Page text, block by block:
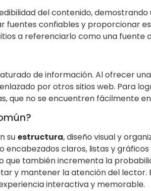
del contenido,
confiables y proporcionar
a referenciarlo como una fuente
de información. Al ofrecer
por otros sitios web. Para
que no se encuentren fácilmente
su estructura, diseño visual y
claros, listas y
que también incrementa la
y mantener la atención del lector.
interactiva y memorable.